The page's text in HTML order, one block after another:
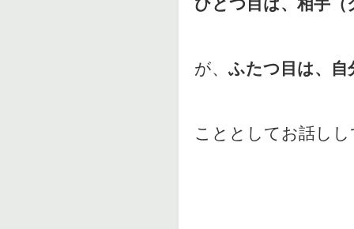
ひとつ目は、相手
が、 ふたつ目は、
こととしてお話し